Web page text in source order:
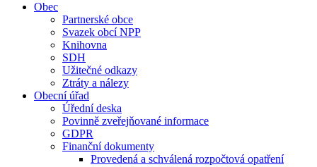
Obec
Partnerské obce
Svazek obcí NPP
Knihovna
SDH
Užitečné odkazy
Ztráty a nálezy
Obecní úřad
Úřední deska
Povinně zveřejňované informace
GDPR
Finanční dokumenty
Provedená a schválená rozpočtová opatření